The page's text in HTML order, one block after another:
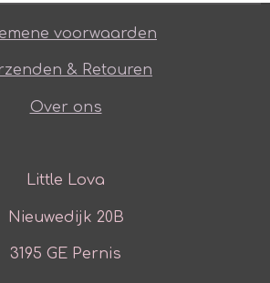
voorwaarden
& Retouren
Over ons
Little Lova
Nieuwedijk 20B
3195 GE Pernis